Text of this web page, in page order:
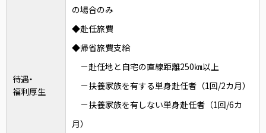
待遇・
福利厚生
の場合のみ
◆赴任旅費
◆帰省旅費支給
－赴任地と自宅の直線距離250㎞以上
－扶養家族を有する単身赴任者（1回/2カ月）
－扶養家族を有しない単身赴任者（1回/6カ
月）